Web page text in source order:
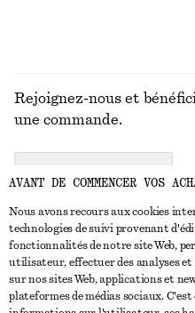
NOUS CONTACTER
Nous contacter
Trouver un magasin
SERVICE CLIENT
Rejoignez-nous et
une commande.
AVANT DE COMMENCER VOS
Nous avons recours aux cookies
technologies de suivi provenant
fonctionnalités de notre site Web,
utilisateur, effectuer des analyses
sur nos sites Web, applications et
plateformes de médias sociaux.